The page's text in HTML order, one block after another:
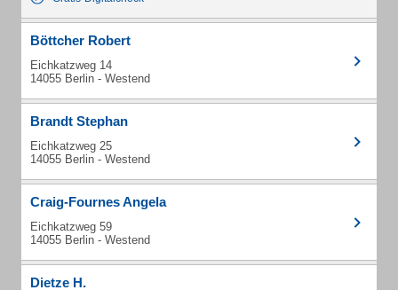
Böttcher Robert
Eichkatzweg 14
14055 Berlin - Westend
Brandt Stephan
Eichkatzweg 25
14055 Berlin - Westend
Craig-Fournes Angela
Eichkatzweg 59
14055 Berlin - Westend
Dietze H.